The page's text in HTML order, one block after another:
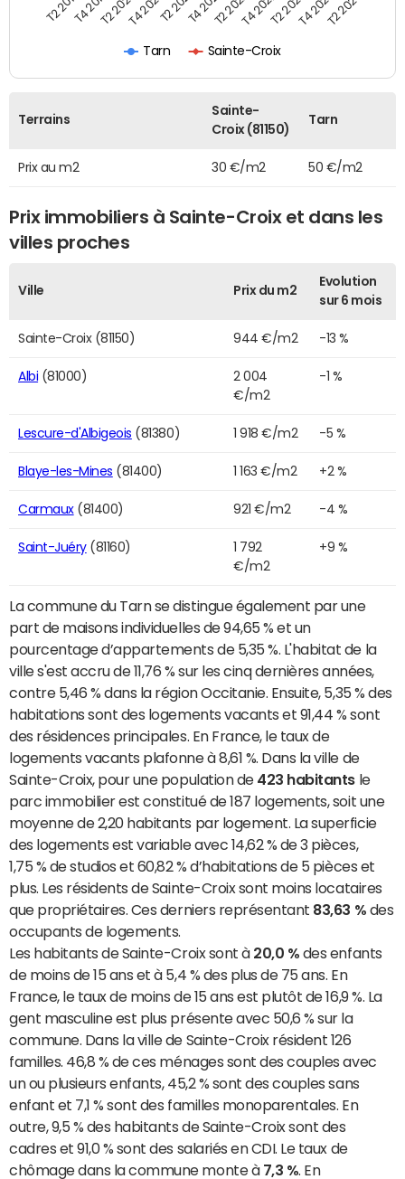
Tarn Sainte-Croix
T2 2020T4 2020 T2 2022T4 2022T2 2023T4 2023T2 2024
Terrains
Sainte-
Croix (81150)
Tarn
Prix au m2 30 €/m2 50 €/m2
Prix immobiliers à Sainte-Croix et dans les
villes proches
Ville Prix du m2
Evolution
sur 6 mois
Sainte-Croix (81150) 944 €/m2 -13 %
Albi (81000)
2 004
€/m2
-1 %
Lescure-d'Albigeois (81380) 1 918 €/m2 -5 %
Blaye-les-Mines (81400) 1 163 €/m2 +2 %
Carmaux(81400) 921 €/m2 -4 %
Saint-Juéry(81160)
1 792
€/m2
+9 %
La commune du Tarn se distingue également par une
part de maisons individuelles de 94,65 % et un
pourcentage d’appartements de 5,35 %. L'habitat de la
ville s'est accru de 11,76 % sur les cinq dernières années,
contre 5,46 % dans la région Occitanie. Ensuite, 5,35 % des
habitations sont des logements vacants et 91,44 % sont
des résidences principales. En France, le taux de
logements vacants plafonne à 8,61 %. Dans la ville de
Sainte-Croix, pour une population de 423 habitants le
parc immobilier est constitué de 187 logements, soit une
moyenne de 2,20 habitants par logement. La superficie
des logements est variable avec 14,62 % de 3 pièces,
1,75 % de studios et 60,82 % d’habitations de 5 pièces et
plus. Les résidents de Sainte-Croix sont moins locataires
que propriétaires. Ces derniers représentant 83,63 % des
occupants de logements.
Les habitants de Sainte-Croix sont à 20,0 % des enfants
de moins de 15 ans et à 5,4 % des plus de 75 ans. En
France, le taux de moins de 15 ans est plutôt de 16,9 %. La
gent masculine est plus présente avec 50,6 % sur la
commune. Dans la ville de Sainte-Croix résident 126
familles. 46,8 % de ces ménages sont des couples avec
un ou plusieurs enfants, 45,2 % sont des couples sans
enfant et 7,1 % sont des familles monoparentales. En
outre, 9,5 % des habitants de Sainte-Croix sont des
cadres et 91,0 % sont des salariés en CDI. Le taux de
chômage dans la commune monte à 7,3 % . En